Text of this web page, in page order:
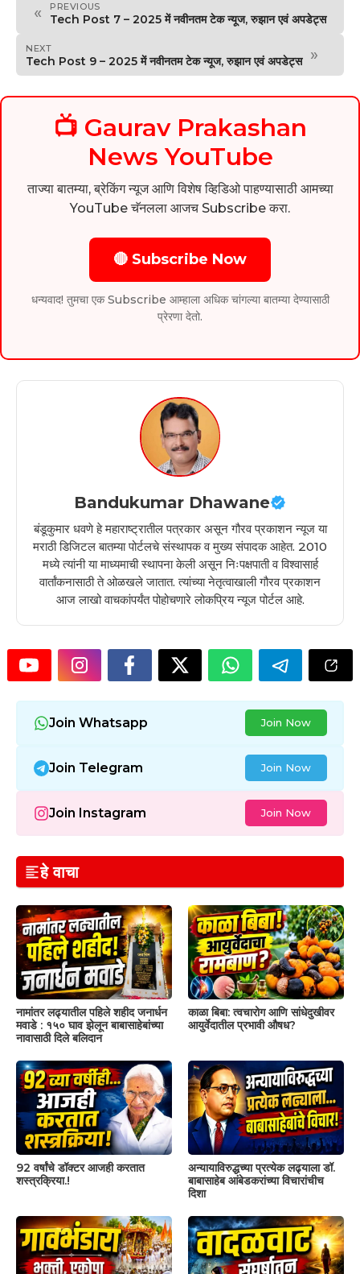
« PREVIOUS
Tech Post 7 – 2025 में नवीनतम टेक न्यूज, रुझान एवं अपडेट्स
NEXT
Tech Post 9 – 2025 में नवीनतम टेक न्यूज, रुझान एवं अपडेट्स »
📺 Gaurav Prakashan
News YouTube
ताज्या बातम्या, ब्रेकिंग न्यूज आणि विशेष व्हिडिओ पाहण्यासाठी आमच्या
YouTube चॅनलला आजच Subscribe करा.
🔴 Subscribe Now
धन्यवाद! तुमचा एक Subscribe आम्हाला अधिक चांगल्या बातम्या देण्यासाठी
प्रेरणा देतो.
Bandukumar Dhawane
बंडूकुमार धवणे हे महाराष्ट्रातील पत्रकार असून गौरव प्रकाशन न्यूज या
मराठी डिजिटल बातम्या पोर्टलचे संस्थापक व मुख्य संपादक आहेत. 2010
मध्ये त्यांनी या माध्यमाची स्थापना केली असून निःपक्षपाती व विश्वासार्ह
वार्तांकनासाठी ते ओळखले जातात. त्यांच्या नेतृत्वाखाली गौरव प्रकाशन
आज लाखो वाचकांपर्यंत पोहोचणारे लोकप्रिय न्यूज पोर्टल आहे.
Join Whatsapp Join Now
Join Telegram Join Now
Join Instagram Join Now
हे वाचा
नामांतर लढ्यातील पहिले शहीद जनार्धन
मवाडे : १५० घाव झेलून बाबासाहेबांच्या
नावासाठी दिले बलिदान
काळा बिबा: त्वचारोग आणि सांधेदुखीवर
आयुर्वेदातील प्रभावी औषध?
92 वर्षांचे डॉक्टर आजही करतात
शस्त्रक्रिया.!
अन्यायाविरुद्धच्या प्रत्येक लढ्याला डॉ.
बाबासाहेब आंबेडकरांच्या विचारांचीच
दिशा